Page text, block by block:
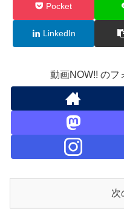
Pocket
LinkedIn
動画NOW!! のフ
次